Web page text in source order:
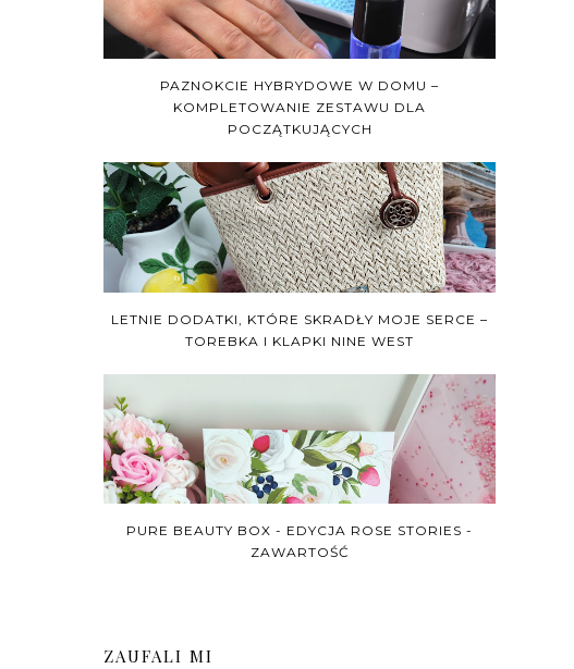
PAZNOKCIE HYBRYDOWE W DOMU –
KOMPLETOWANIE ZESTAWU DLA
POCZĄTKUJĄCYCH
LETNIE DODATKI, KTÓRE SKRADŁY MOJE SERCE –
TOREBKA I KLAPKI NINE WEST
PURE BEAUTY BOX - EDYCJA ROSE STORIES -
ZAWARTOŚĆ
ZAUFALI MI